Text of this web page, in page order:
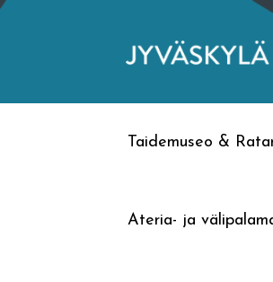
Siirry
Siirry
Taidemuseo &
Ateria- ja